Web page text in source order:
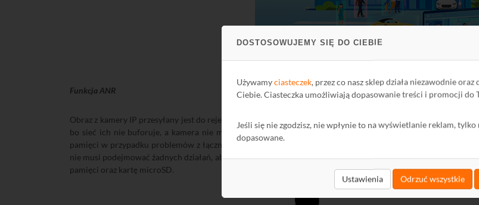
DOSTOSOWUJEMY SIĘ DO CIEBIE
Używamyciasteczek, przez co nasz sklep działa niezawodnie
Ciebie. Ciasteczka umożliwiają dopasowanie treści i promocji do
Jeśli się nie zgodzisz, nie wpłynie to na wyświetlanie reklam,
dopasowane.
Ustawienia Odrzuć wszystkie
Funkcja ANR
Obraz z kamery IP przesyłany jest do rejestratora jako strumień danych. W przypadku awarii sieci
bo sieć ich nie buforuje, a kamera nie może ich powtórnie wysłać. Po włączeniu funkcji ANR (ang.
pamięci w przypadku problemów z łącznością z rejestratorem. Po ustaniu awarii nagrania są
nie musi podejmować żadnych działań, aby na rejestratorze znalazło się kompletne nagranie. Aby z niej
pamięci oraz kartę microSD.